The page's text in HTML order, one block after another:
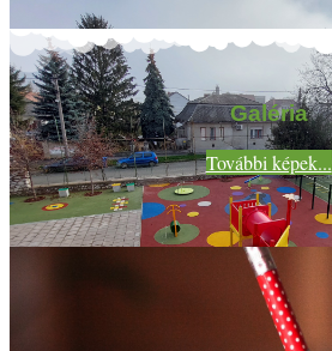
Galéria
További képek...